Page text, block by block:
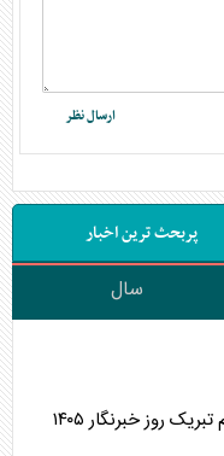
پربحث ترین اخبار
سال